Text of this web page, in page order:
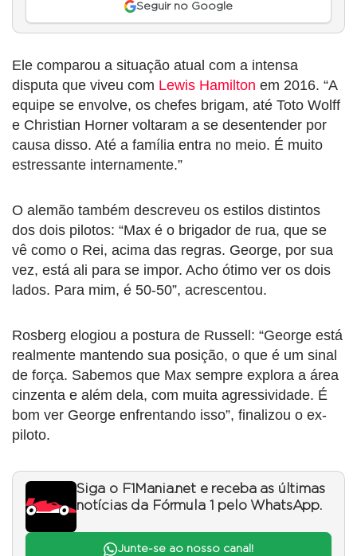
Seguir no Google
Ele comparou a situação atual com a intensa
disputa que viveu com Lewis Hamilton em 2016. “A
equipe se envolve, os chefes brigam, até Toto Wolff
e Christian Horner voltaram a se desentender por
causa disso. Até a família entra no meio. É muito
estressante internamente.”
O alemão também descreveu os estilos distintos
dos dois pilotos: “Max é o brigador de rua, que se
vê como o Rei, acima das regras. George, por sua
vez, está ali para se impor. Acho ótimo ver os dois
lados. Para mim, é 50-50”, acrescentou.
Rosberg elogiou a postura de Russell: “George está
realmente mantendo sua posição, o que é um sinal
de força. Sabemos que Max sempre explora a área
cinzenta e além dela, com muita agressividade. É
bom ver George enfrentando isso”, finalizou o ex-
piloto.
Siga o F1Mania.net e receba as últimas
notícias da Fórmula 1 pelo WhatsApp.
Junte-se ao nosso canal!